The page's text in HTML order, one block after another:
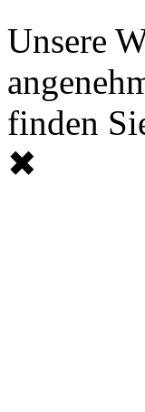
Unsere
finden
✖